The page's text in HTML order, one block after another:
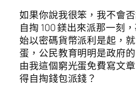
如果你說我很笨，我不會
自掏 100 鎂出來派那一刻
始以密碼貨幣派利是起，
蛋，公民教育明明是政府
由我這個窮光蛋免費寫文章
得自掏錢包派錢？